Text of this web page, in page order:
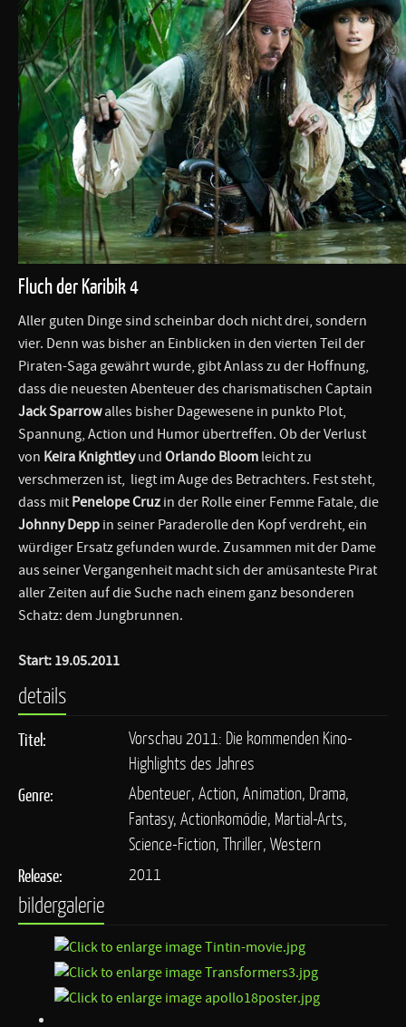
Fluch der Karibik 4
Aller guten Dinge sind scheinbar doch nicht drei, sondern
vier. Denn was bisher an Einblicken in den vierten Teil der
Piraten-Saga gewährt wurde, gibt Anlass zu der Hoffnung,
dass die neuesten Abenteuer des charismatischen Captain
Jack Sparrowalles bisher Dagewesene in punkto Plot,
Spannung, Action und Humor übertreffen. Ob der Verlust
von Keira Knightleyund Orlando Bloom leicht zu
verschmerzen ist, liegt im Auge des Betrachters. Fest steht,
dass mit Penelope Cruz in der Rolle einer Femme Fatale, die
Johnny Depp in seiner Paraderolle den Kopf verdreht, ein
würdiger Ersatz gefunden wurde. Zusammen mit der Dame
aus seiner Vergangenheit macht sich der amüsanteste Pirat
aller Zeiten auf die Suche nach einem ganz besonderen
Schatz: dem Jungbrunnen.
Start: 19.05.2011
details
Titel:
Vorschau 2011: Die kommenden Kino-
Highlights des Jahres
Genre:
Abenteuer, Action, Animation, Drama,
Fantasy, Actionkomödie, Martial-Arts,
Science-Fiction, Thriller, Western
Release:
2011
bildergalerie